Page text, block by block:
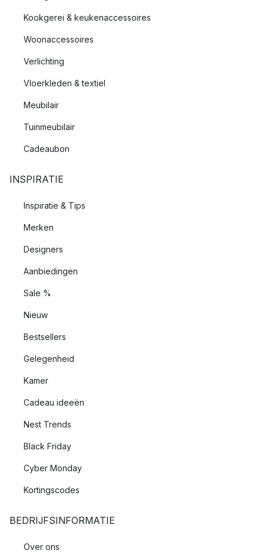
Kookgerei & keukenaccessoires
Woonaccessoires
Verlichting
Vloerkleden & textiel
Meubilair
Tuinmeubilair
Cadeaubon
INSPIRATIE
Inspiratie & Tips
Merken
Designers
Aanbiedingen
Sale %
Nieuw
Bestsellers
Gelegenheid
Kamer
Cadeau ideeën
Nest Trends
Black Friday
Cyber Monday
Kortingscodes
BEDRIJFSINFORMATIE
Over ons